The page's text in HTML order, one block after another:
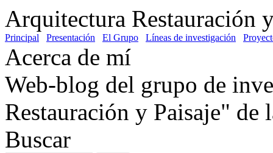
Arquitectura Restauración
Principal Presentación El Grupo Líneas de investigación
Acerca de mí
Web-blog del grupo de
Restauración y Paisaje"
Buscar